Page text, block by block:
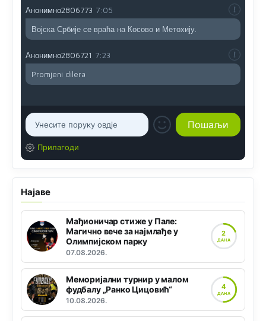
Анонимно2806773 7:05
Војска Србије се враћа на Косово и Метохију.
Анонимно2806721 7:23
Promjeni dilera
Прилагоди
Најаве
Мађионичар стиже у Пале:
Магично вече за најмлађе у
Олимпијском парку
07.08.2026.
2
ДАНА
Меморијални турнир у малом
фудбалу „Ранко Цицовић“
10.08.2026.
4
ДАНА